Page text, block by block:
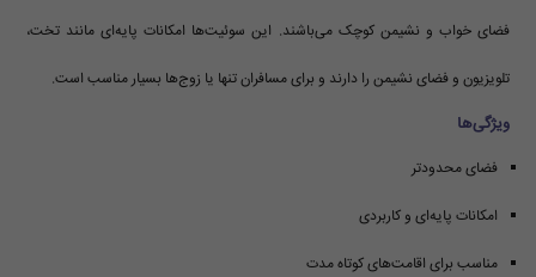
فضای خواب و نشیمن کوچک می‌باشند. این سوئیت‌ها امکانات پایه‌ای مانند تخت،
تلویزیون و فضای نشیمن را دارند و برای مسافران تنها یا زوج‌ها بسیار مناسب است.
ویژگی‌ها
فضای محدودتر
امکانات پایه‌ای و کاربردی
مناسب برای اقامت‌های کوتاه مدت